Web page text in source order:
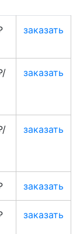
заказать
заказать
заказать
заказать
заказать